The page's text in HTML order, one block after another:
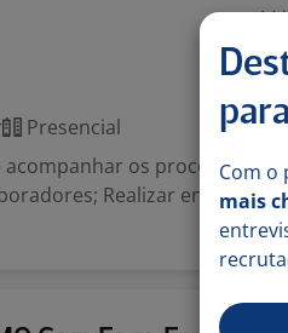
14
Presencial
os processos de
Realizar entrevista
Com o
mais